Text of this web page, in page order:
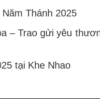
Thánh 2025
– Trao gửi yêu
tại Khe Nhao